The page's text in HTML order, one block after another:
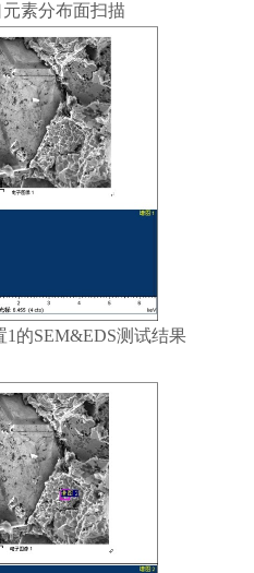
素分布面扫描
1的SEM&EDS测试结果